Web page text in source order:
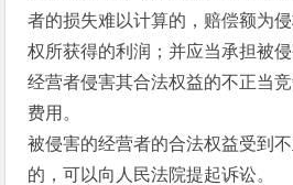
者的损失难以计算的，赔偿额为
权所获得的利润；并应当承担被
经营者侵害其合法权益的不正当
费用。
被侵害的经营者的合法权益受到
的，可以向人民法院提起诉讼。